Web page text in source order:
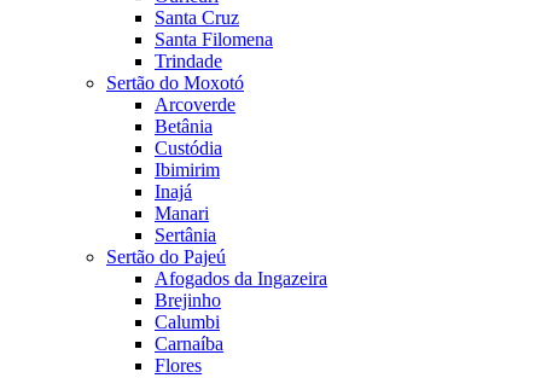
Santa Cruz
Santa Filomena
Trindade
Sertão do Moxotó
Arcoverde
Betânia
Custódia
Ibimirim
Inajá
Manari
Sertânia
Sertão do Pajeú
Afogados da Ingazeira
Brejinho
Calumbi
Carnaíba
Flores